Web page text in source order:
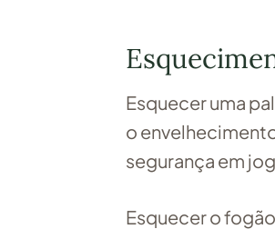
Esquecer uma
o
segurança em
Esquecer o